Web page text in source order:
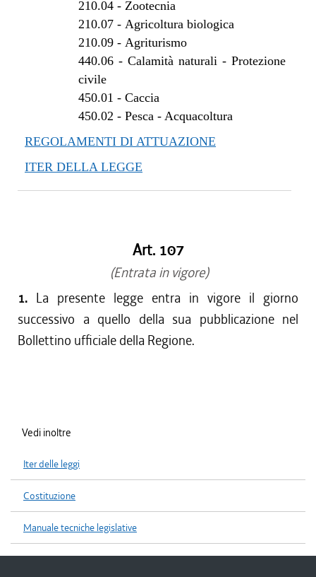
210.04- Zootecnia
210.07- Agricoltura biologica
210.09- Agriturismo
440.06- Calamità naturali - Protezione
civile
450.01 - Caccia
450.02 - Pesca - Acquacoltura
REGOLAMENTI DI ATTUAZIONE
ITER DELLA LEGGE
Art. 107
(Entrata in vigore)
1. La presente legge entra in vigore il giorno
successivo a quello della sua pubblicazione nel
Bollettino ufficiale della Regione.
Vedi inoltre
Iter delle leggi
Costituzione
Manuale tecniche legislative